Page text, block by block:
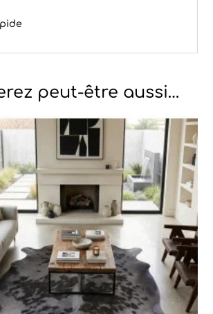
peut-être aussi…